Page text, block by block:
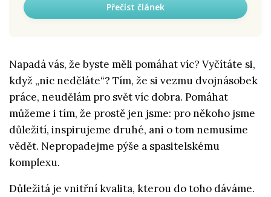
Přečíst článek
Napadá vás, že byste měli pomáhat víc? Vyčítáte si,
když „nic neděláte“? Tím, že si vezmu dvojnásobek
práce, neudělám pro svět víc dobra. Pomáhat
můžeme i tím, že prostě jen jsme: pro někoho jsme
důležití, inspirujeme druhé, ani o tom nemusíme
vědět. Nepropadejme pýše a spasitelskému
komplexu.
Důležitá je vnitřní kvalita, kterou do toho dáváme.